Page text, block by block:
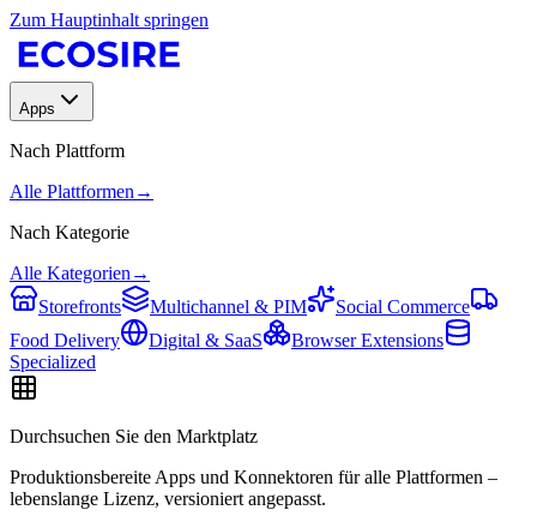
Zum Hauptinhalt springen
Apps
Nach Plattform
Alle Plattformen →
Nach Kategorie
Alle Kategorien →
Storefronts
Multichannel & PIM
Social Commerce
Food Delivery
Digital & SaaS
Browser Extensions
Specialized
Durchsuchen Sie den Marktplatz
Produktionsbereite Apps und Konnektoren für alle Plattformen –
lebenslange Lizenz, versioniert angepasst.